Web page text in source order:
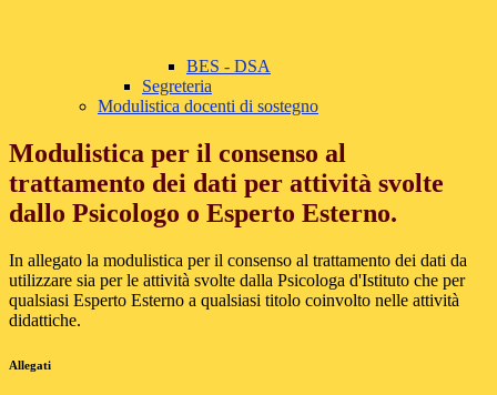
BES - DSA
Segreteria
Modulistica docenti di sostegno
Modulistica per il consenso al
trattamento dei dati per attività svolte
dallo Psicologo o Esperto Esterno.
In allegato la modulistica per il consenso al trattamento dei dati da
utilizzare sia per le attività svolte dalla Psicologa d'Istituto che per
qualsiasi Esperto Esterno a qualsiasi titolo coinvolto nelle attività
didattiche.
Allegati